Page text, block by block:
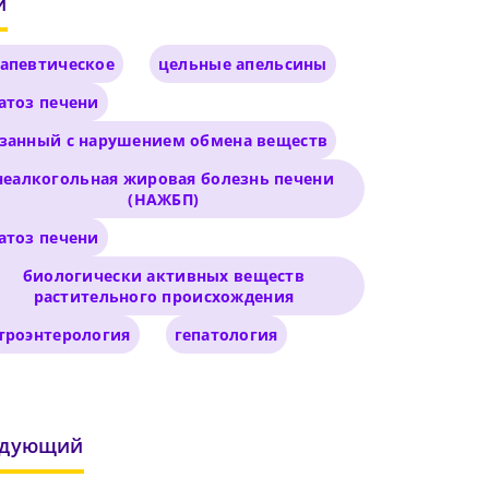
и
цельные апельсины
печени
с нарушением обмена веществ
жировая болезнь печени
(НАЖБП)
печени
биологически активных веществ
растительного происхождения
гепатология